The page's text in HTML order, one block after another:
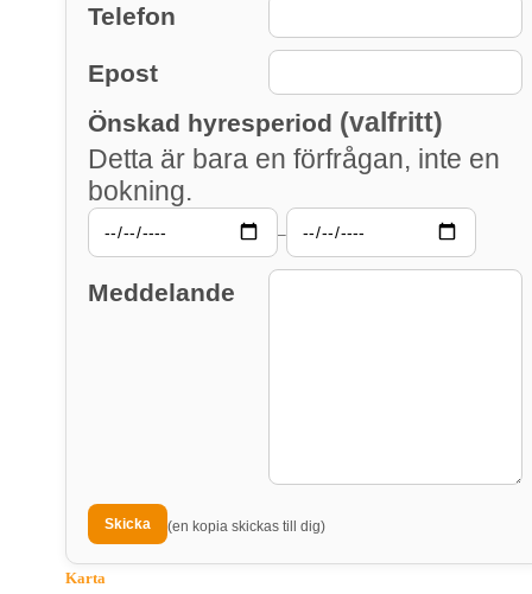
Telefon
Epost
Önskad hyresperiod (valfritt)
Detta är bara en förfrågan, inte en
bokning.
–
Meddelande
(en kopia skickas till dig)
Karta